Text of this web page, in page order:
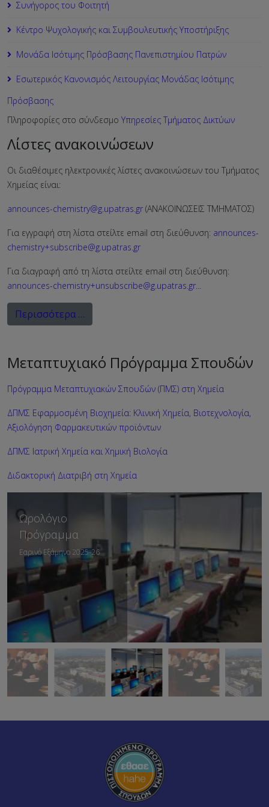
Συνήγορος του Φοιτητή
Κέντρο Ψυχολογικής και Συμβουλευτικής Υποστήριξης
Μονάδα Ισότιμης Πρόσβασης Πανεπιστημίου Πατρών
Εσωτερικός Κανονισμός Λειτουργίας Μονάδας Ισότιμης
Πρόσβασης
Πληροφορίες στο σύνδεσμο Υπηρεσίες Τμήματος Δικτύων
Λίστες ανακοινώσεων
Οι διαθέσιμες ηλεκτρονικές λίστες ανακοινώσεων του Τμήματος
Χημείας είναι:
announces-chemistry@g.upatras.gr (ΑΝΑΚΟΙΝΩΣΕΙΣ ΤΜΗΜΑΤΟΣ)
Για εγγραφή στη λίστα στείλτε email στη διεύθυνση: announces-
chemistry+subscribe@g.upatras.gr
Για διαγραφή από τη λίστα στείλτε email στη διεύθυνση:
announces-chemistry+unsubscribe@g.upatras.gr...
Περισσότερα …
Μεταπτυχιακό Πρόγραμμα Σπουδών
Πρόγραμμα Μεταπτυχιακών Σπουδών (ΠΜΣ) στη Χημεία
ΔΠΜΣ Εφαρμοσμένη Βιοχημεία: Κλινική Χημεία, Βιοτεχνολογία,
Αξιολόγηση Φαρμακευτικών προϊόντων
ΔΠΜΣ Ιατρική Χημεία και Χημική Βιολογία
Διδακτορική Διατριβή στη Χημεία
Οδηγός Σπουδών
Ακαδημαϊκό Έτος 2026-27
Ωρολόγιο
Πρόγραμμα
Εαρινό Εξάμηνο 2025-26